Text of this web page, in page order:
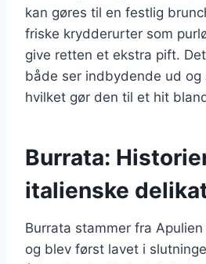
kan gøres til en festlig
friske krydderurter som
give retten et ekstra pift.
både ser indbydende ud og
hvilket gør den til et hit
Burrata:
italienske
Burrata stammer fra
og blev først lavet i